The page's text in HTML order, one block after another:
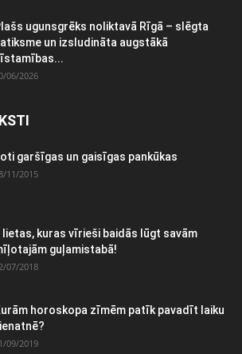
ugunsgrēks noliktavā Rīgā – slēgta
un izsludināta augstākā
06/2026
garšīgas un gaisīgas pankūkas
11/2015
lietas, kuras vīrieši baidās lūgt savām
guļamistabā!
07/2018
horoskopa zīmēm patīk pavadīt laiku
09/2019